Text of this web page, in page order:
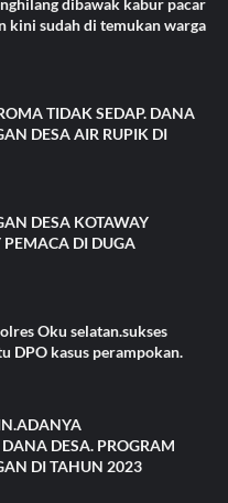
dibawak kabur pacar
kini sudah di temukan warga
TIDAK SEDAP. DANA
DESA AIR RUPIK DI
DESA KOTAWAY
DI DUGA
Oku selatan.sukses
DPO kasus perampokan.
DESA. PROGRAM
DI TAHUN 2023